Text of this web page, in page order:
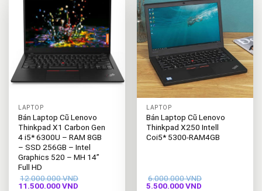
LAPTOP
Bán Laptop Cũ Lenovo
Thinkpad X1 Carbon Gen
4 i5* 6300U – RAM 8GB
– SSD 256GB – Intel
Graphics 520 – MH 14”
Full HD
12.000.000VND
Giá
11.500.000VND
LAPTOP
Bán Laptop Cũ Lenovo
Thinkpad X250 Intell
Coi5* 5300-RAM4GB
6.000.000VND
Giá
5.500.000VND